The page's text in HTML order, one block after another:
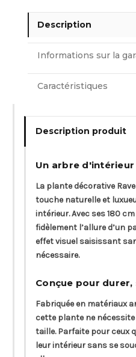
Description
Informations sur la
Caractéristiques
Description produit
Un arbre
La plante décorative
touche naturelle et
intérieur. Avec ses 180
fidèlement l’allure d’un
effet visuel saisissant
nécessaire.
Conçue pour
Fabriquée en matériaux
cette plante ne
taille. Parfaite pour ceux
leur intérieur sans se